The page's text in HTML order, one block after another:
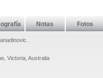
Notas Fotos
Victoria, Australia